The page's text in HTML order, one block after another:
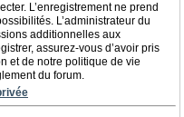
L’enregistrement ne prend
L’administrateur du
additionnelles aux
assurez-vous d’avoir pris
et de notre politique de vie
du forum.